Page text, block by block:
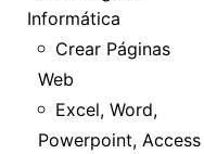
Informática
Crear Páginas
Web
Excel, Word,
Powerpoint, Access